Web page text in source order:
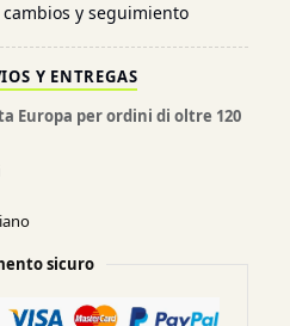
y seguimiento
Y ENTREGAS
Europa per ordini di oltre 120
sicuro